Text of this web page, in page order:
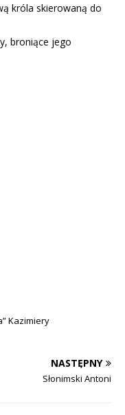
króla skierowaną do
broniące jego
Kazimiery
NASTĘPNY
Słonimski Antoni